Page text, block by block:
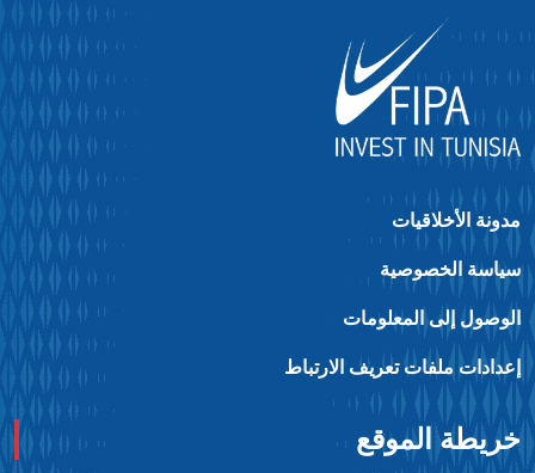
الأخلاقيات
الخصوصية
إلى المعلومات
ملفات تعريف الارتباط
الموقع